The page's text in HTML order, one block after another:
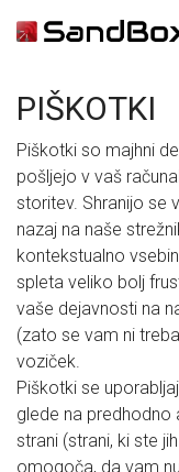
PIŠKOTKI
Piškotki so majhni
pošljejo v vaš
storitev. Shranijo se
nazaj na naše
kontekstualno
spleta veliko bolj
vaše dejavnosti na
(zato se vam ni
voziček.
Piškotki se
glede na predhodno
strani (strani, ki ste
omogoča, da vam